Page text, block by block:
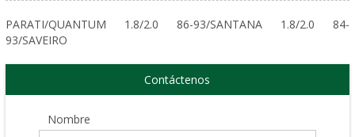
PARATI/QUANTUM 1.8/2.0 86-93/SANTANA 1.8/2.0 84-
93/SAVEIRO
Contáctenos
Nombre